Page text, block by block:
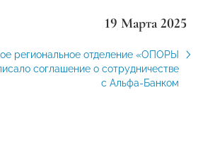
19 Марта 2025
региональное отделение «ОПОРЫ
соглашение о сотрудничестве
с Альфа-Банком